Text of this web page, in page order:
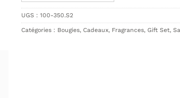
UGS : 100-350.S2
Catégories : Bougies, Cadeaux, Fragrances, Gift Set,